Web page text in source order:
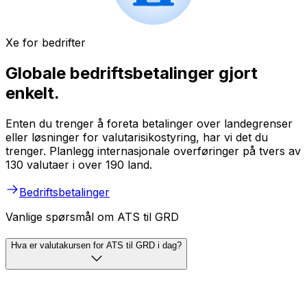
Xe for bedrifter
Globale bedriftsbetalinger gjort
enkelt.
Enten du trenger å foreta betalinger over landegrenser
eller løsninger for valutarisikostyring, har vi det du
trenger. Planlegg internasjonale overføringer på tvers av
130 valutaer i over 190 land.
Bedriftsbetalinger
Vanlige spørsmål om ATS til GRD
Hva er valutakursen for ATS til GRD i dag?